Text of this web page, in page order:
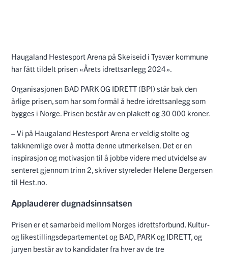
Haugaland Hestesport Arena på Skeiseid i Tysvær kommune
har fått tildelt prisen «Årets idrettsanlegg 2024».
Organisasjonen BAD PARK OG IDRETT (BPI) står bak den
årlige prisen, som har som formål å hedre idrettsanlegg som
bygges i Norge. Prisen består av en plakett og 30 000 kroner.
– Vi på Haugaland Hestesport Arena er veldig stolte og
takknemlige over å motta denne utmerkelsen. Det er en
inspirasjon og motivasjon til å jobbe videre med utvidelse av
senteret gjennom trinn 2, skriver styreleder Helene Bergersen
til Hest.no.
Applauderer dugnadsinnsatsen
Prisen er et samarbeid mellom Norges idrettsforbund, Kultur-
og likestillingsdepartementet og BAD, PARK og IDRETT, og
juryen består av to kandidater fra hver av de tre